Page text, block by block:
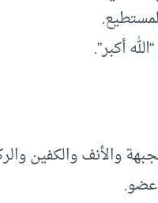
والأنف والكفين